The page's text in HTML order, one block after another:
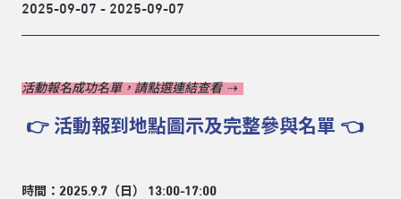
2025-09-07 - 2025-09-07
活動報名成功名單，請點選連結查看⇢
👉 活動報到地點圖示及完整參與名單 👈
時間：2025.9.7（日） 13:00-17:00